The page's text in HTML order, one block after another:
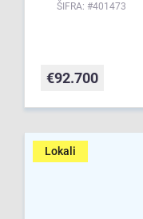
ŠIFRA: #401473
€92.700
Lokali